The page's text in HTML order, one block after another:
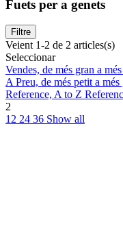
Fuets per a genets
Filtre
Veient 1-2 de 2 articles(s)
Seleccionar
Vendes, de més gran a
APreu, de més petit a més
Reference, A to Z
2
12 24 36 Show all